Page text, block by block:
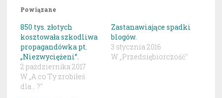
Powiązane
850 tys. złotych
kosztowała szkodliwa
propagandówka pt.
„Niezwyciężeni”.
2 października 2017
W „A co Ty zrobiłeś
dla... ?"
Zastanawiające spadki
blogów.
3 stycznia 2016
W „Przedsiębiorczość"